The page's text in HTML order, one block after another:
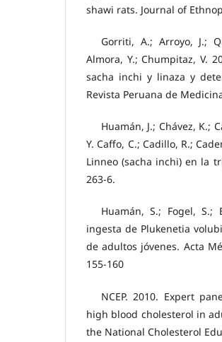
shawi rats. Journal of
Gorriti, A.; Arroyo, J.;
Almora, Y.; Chumpitaz, V.
sacha inchi y linaza y
Revista Peruana de
Huamán, J.; Chávez, K.;
Y. Caffo, C.; Cadillo, R.;
Linneo (sacha inchi) en la
263-6.
Huamán, S.; Fogel, S.;
ingesta de Plukenetia
de adultos jóvenes. Acta
155-160
NCEP. 2010. Expert
high blood cholesterol in
the National Cholesterol